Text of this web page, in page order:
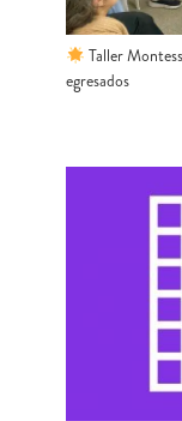
Taller
egresados